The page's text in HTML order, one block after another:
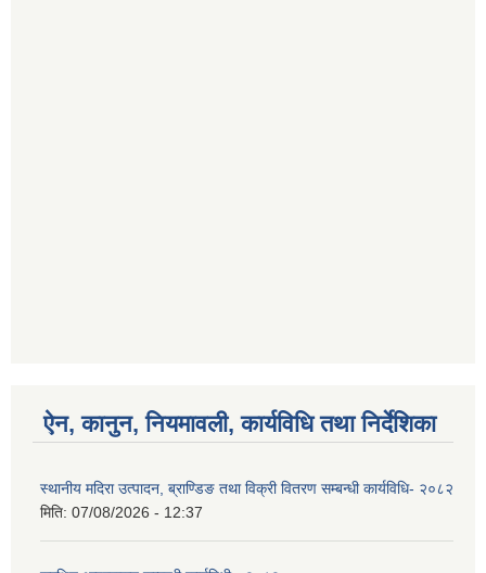
ऐन, कानुन, नियमावली, कार्यविधि तथा निर्देशिका
स्थानीय मदिरा उत्पादन, ब्राण्डिङ तथा विक्री वितरण सम्बन्धी कार्यविधि- २०८२
मिति: 07/08/2026 - 12:37